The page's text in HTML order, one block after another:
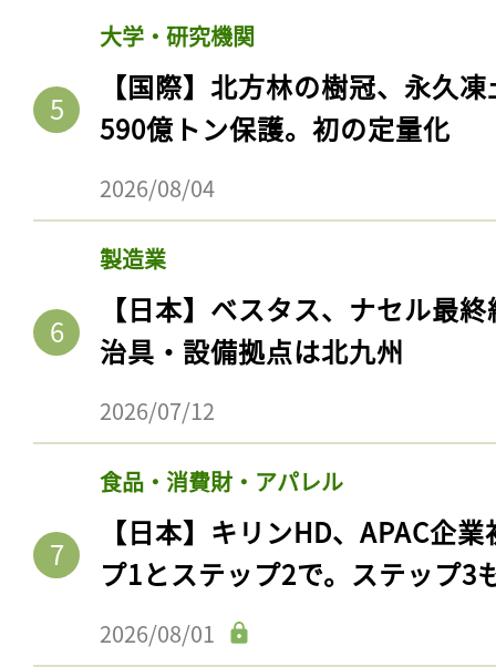
大学・研究機関
【国際】北方林の樹冠、永久
590億トン保護。初の定量化
2026/08/04
製造業
【日本】ベスタス、ナセル最
治具・設備拠点は北九州
2026/07/12
食品・消費財・アパレル
【日本】キリンHD、APAC企
プ1とステップ2で。ステップ3
2026/08/01
記事をお気に入りに
ログインが必